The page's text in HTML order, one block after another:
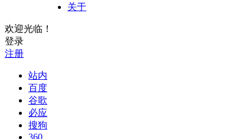
关于
欢迎光临！
登录
注册
站内
百度
谷歌
必应
搜狗
360